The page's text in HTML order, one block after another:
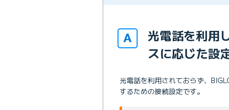
光電話を利用
スに応じた設
光電話を利用されておらず、
するための接続設定です。